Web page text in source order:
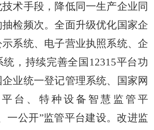
术手段，降低同一生产企业同
检频次。全面升级优化国家企
系统、电子营业执照系统、企
，持续完善全国12315平台功
业统一登记管理系统、国家网
台、特种设备智慧监管平
一公开”监管平台建设。改进监